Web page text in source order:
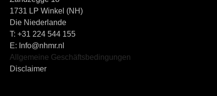
1731 LP Winkel (NH)
Die Niederlande
T: +31 224 544 155
E: Info@nhmr.nl
Allgemeine Geschäftsbedingungen
Disclaimer